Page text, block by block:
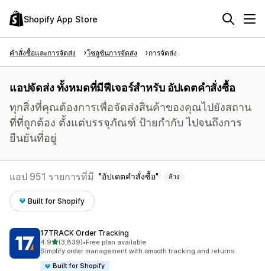
Shopify App Store
คำสั่งซื้อและการจัดส่ง โซลูชันการจัดส่ง การจัดส่ง
แอปจัดส่ง ทั้งหมดที่มีฟีเจอร์สำหรับ อัปเดตคำสั่งซื้อ
ทุกสิ่งที่คุณต้องการเพื่อจัดส่งสินค้าของคุณไปยังสถาน
ที่ที่ถูกต้อง ตั้งแต่บรรจุภัณฑ์ ป้ายกำกับ ไปจนถึงการ
ยืนยันที่อยู่
แอป 951 รายการที่มี อัปเดตคำสั่งซื้อ ล้าง
Built for Shopify
17TRACK Order Tracking
4.9เต็ม 5 ดาว
(3,839)
ทั้งหมด 3839 รีวิว
•Free plan available
Simplify order management with smooth tracking and returns
Built for Shopify